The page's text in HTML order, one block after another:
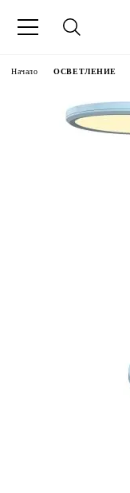
Начало ОСВЕТЛЕНИЕ